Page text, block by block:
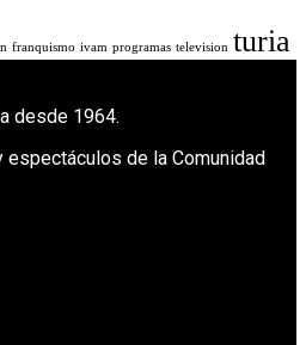
franquismo ivam programas television turia
desde 1964.
espectáculos de la Comunidad